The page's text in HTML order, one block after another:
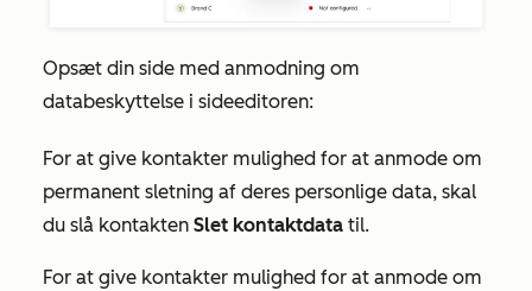
Opsæt din side med anmodning om
databeskyttelse i sideeditoren:
For at give kontakter mulighed for at anmode om
permanent sletning af deres personlige data, skal
du slå kontakten Slet kontaktdata til.
For at give kontakter mulighed for at anmode om